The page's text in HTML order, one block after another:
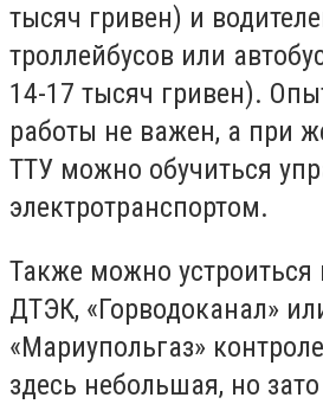
тысяч гривен) и
троллейбусов или
14-17 тысяч гривен).
работы не важен, а при
ТТУ можно обучиться
электротранспортом.
Также можно устроиться
ДТЭК, «Горводоканал»
«Мариупольгаз»
здесь небольшая, но